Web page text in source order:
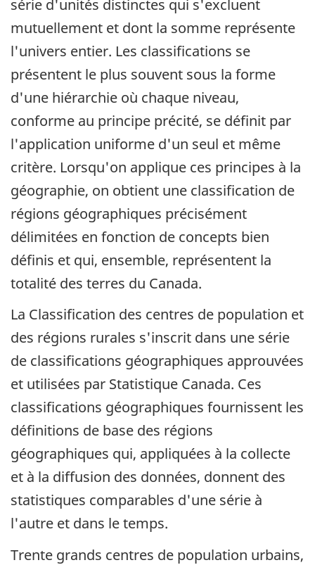
série d'unités distinctes qui s'excluent
mutuellement et dont la somme représente
l'univers entier. Les classifications se
présentent le plus souvent sous la forme
d'une hiérarchie où chaque niveau,
conforme au principe précité, se définit par
l'application uniforme d'un seul et même
critère. Lorsqu'on applique ces principes à la
géographie, on obtient une classification de
régions géographiques précisément
délimitées en fonction de concepts bien
définis et qui, ensemble, représentent la
totalité des terres du Canada.
La Classification des centres de population et
des régions rurales s'inscrit dans une série
de classifications géographiques approuvées
et utilisées par Statistique Canada. Ces
classifications géographiques fournissent les
définitions de base des régions
géographiques qui, appliquées à la collecte
et à la diffusion des données, donnent des
statistiques comparables d'une série à
l'autre et dans le temps.
Trente grands centres de population urbains,